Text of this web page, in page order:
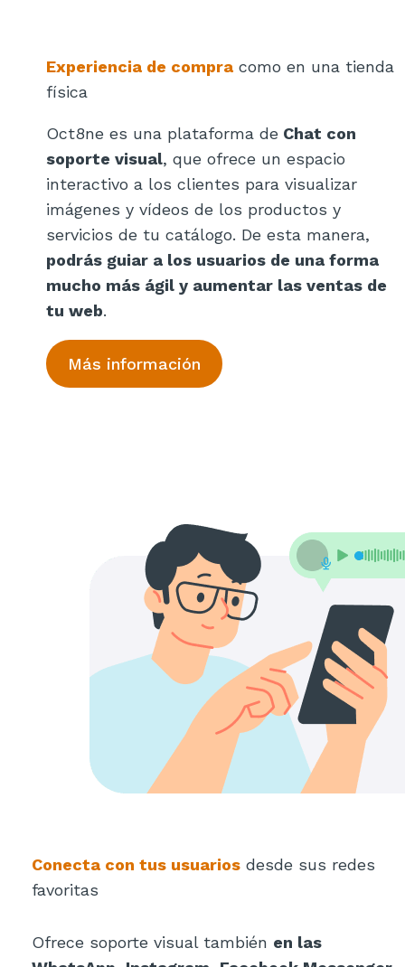
Experiencia de compra como en una tienda
física
Oct8ne es una plataforma de Chat con
soporte visual, que ofrece un espacio
interactivo a los clientes para visualizar
imágenes y vídeos de los productos y
servicios de tu catálogo. De esta manera,
podrás guiar a los usuarios de una forma
mucho más ágil y aumentar las ventas de
tu web.
Más información
Conecta con tus usuarios desde sus redes
favoritas
Ofrece soporte visual también en las